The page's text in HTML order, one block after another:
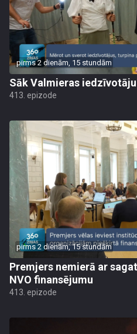
pirms 2 dienām, 15 stundām
Sāk Valmieras
413. epizode
pirms 2 dienām, 15 stundām
Premjers nemierā ar
NVO finansējumu
413. epizode